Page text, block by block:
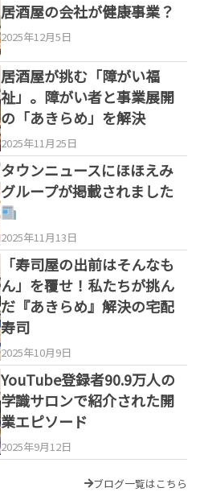
居酒屋の会社が健康事業？
2025年12月5日
居酒屋が挑む「障がい福
祉」。障がい者と事業展開
の「あきらめ」を解決
2025年11月25日
タウンニュースにほほえみ
グループが掲載されました
2025年11月13日
「寿司屋の出前はそんなも
ん」を覆せ！私たちが挑ん
だ『あきらめ』解決の宅配
寿司
2025年10月9日
YouTube登録者90.9万人の
学識サロンで紹介された開
業エピソード
2025年9月12日
ブログ一覧はこちら